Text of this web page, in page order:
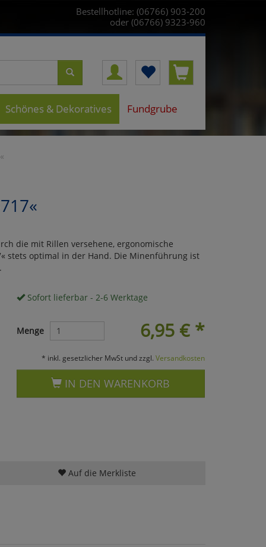
Bestellhotline: (06766) 903-200
oder (06766) 9323-960
Schönes & Dekoratives Fundgrube
die mit Rillen versehene, ergonomische
stets optimal in der Hand. Die Minenführung ist
Sofort lieferbar - 2-6 Werktage
6,95 €*
Menge
* inkl. gesetzlicher MwSt und zzgl. Versandkosten
IN DEN WARENKORB
Auf die Merkliste